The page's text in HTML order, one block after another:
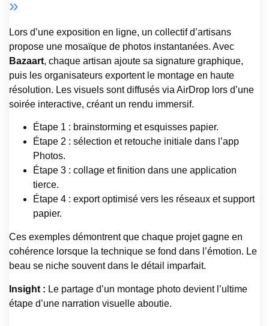
»
Lors d’une exposition en ligne, un collectif d’artisans
propose une mosaïque de photos instantanées. Avec
Bazaart, chaque artisan ajoute sa signature graphique,
puis les organisateurs exportent le montage en haute
résolution. Les visuels sont diffusés via AirDrop lors d’une
soirée interactive, créant un rendu immersif.
Étape 1 : brainstorming et esquisses papier.
Étape 2 : sélection et retouche initiale dans l’app
Photos.
Étape 3 : collage et finition dans une application
tierce.
Étape 4 : export optimisé vers les réseaux et support
papier.
Ces exemples démontrent que chaque projet gagne en
cohérence lorsque la technique se fond dans l’émotion. Le
beau se niche souvent dans le détail imparfait.
Insight : Le partage d’un montage photo devient l’ultime
étape d’une narration visuelle aboutie.